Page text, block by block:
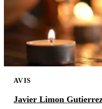
AVIS
Javier Limon